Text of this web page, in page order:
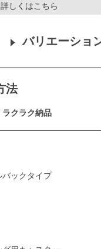
詳しくはこちら
バリエーショ
法
クラク納品
バックタイプ